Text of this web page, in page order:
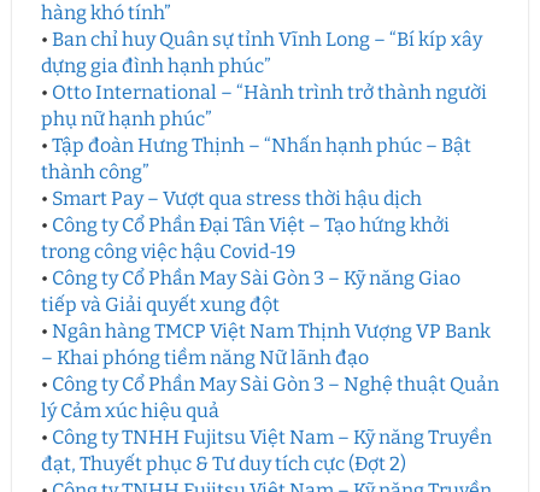
hàng khó tính”
• Ban chỉ huy Quân sự tỉnh Vĩnh Long – “Bí kíp xây
dựng gia đình hạnh phúc”
• Otto International – “Hành trình trở thành người
phụ nữ hạnh phúc”
• Tập đoàn Hưng Thịnh – “Nhấn hạnh phúc – Bật
thành công”
• Smart Pay – Vượt qua stress thời hậu dịch
• Công ty Cổ Phần Đại Tân Việt – Tạo hứng khởi
trong công việc hậu Covid-19
• Công ty Cổ Phần May Sài Gòn 3 – Kỹ năng Giao
tiếp và Giải quyết xung đột
• Ngân hàng TMCP Việt Nam Thịnh Vượng VP Bank
– Khai phóng tiềm năng Nữ lãnh đạo
• Công ty Cổ Phần May Sài Gòn 3 – Nghệ thuật Quản
lý Cảm xúc hiệu quả
• Công ty TNHH Fujitsu Việt Nam – Kỹ năng Truyền
đạt, Thuyết phục & Tư duy tích cực (Đợt 2)